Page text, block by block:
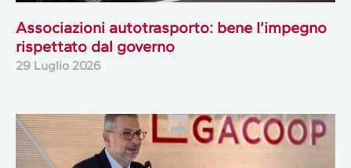
Associazioni autotrasporto: bene l’impegno
rispettato dal governo
29 Luglio 2026